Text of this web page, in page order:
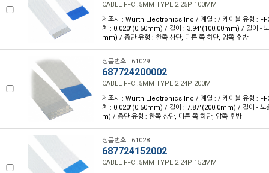
CABLE FFC .5MM TYPE 2 25P 100MM
제조사 : Wurth Electronics Inc / 계열 : / 케이블 유형 :
치 : 0.020"(0.50mm) / 길이 : 3.94"(100.00mm) / 길이 -
mm) / 종단 유형 : 한쪽 상단, 다른 쪽 하단, 양쪽 후방
상품번호 : 61029
687724200002
CABLE FFC .5MM TYPE 2 24P 200M
제조사 : Wurth Electronics Inc / 계열 : / 케이블 유형 :
치 : 0.020"(0.50mm) / 길이 : 7.87"(200.0mm) / 길이 - 노
m) / 종단 유형 : 한쪽 상단, 다른 쪽 하단, 양쪽 후방
상품번호 : 61028
687724152002
CABLE FFC .5MM TYPE 2 24P 152MM